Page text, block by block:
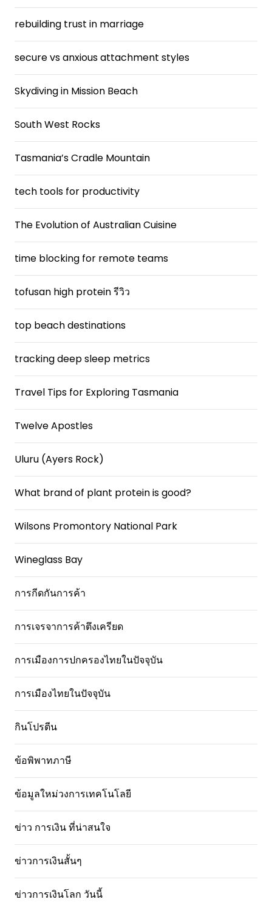
rebuilding trust in marriage
secure vs anxious attachment styles
Skydiving in Mission Beach
South West Rocks
Tasmania’s Cradle Mountain
tech tools for productivity
The Evolution of Australian Cuisine
time blocking for remote teams
tofusan high protein รีวิว
top beach destinations
tracking deep sleep metrics
Travel Tips for Exploring Tasmania
Twelve Apostles
Uluru (Ayers Rock)
What brand of plant protein is good?
Wilsons Promontory National Park
Wineglass Bay
การกีดกันการค้า
การเจรจาการค้าตึงเครียด
การเมืองการปกครองไทยในปัจจุบัน
การเมืองไทยในปัจจุบัน
กินโปรตีน
ข้อพิพาทภาษี
ข้อมูลใหม่วงการเทคโนโลยี
ข่าว การเงิน ที่น่าสนใจ
ข่าวการเงินสั้นๆ
ข่าวการเงินโลก วันนี้